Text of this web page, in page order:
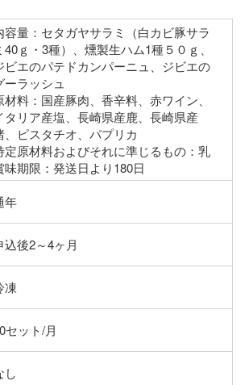
容量：セタガヤサラミ（白カビ豚サラ
40ｇ・3種）、燻製生ハム1種５０ｇ、
ビエのパテドカンパーニュ、ジビエの
ーラッシュ
材料：国産豚肉、香辛料、赤ワイン、
タリア産塩、長崎県産鹿、長崎県産
、ピスタチオ、パプリカ
定原材料およびそれに準じるもの：乳
味期限：発送日より180日
年
込後2～4ヶ月
凍
セット/月
し